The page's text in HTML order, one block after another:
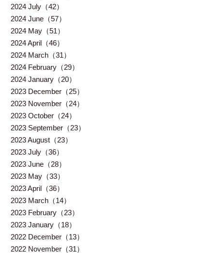
2024 July（42）
2024 June（57）
2024 May（51）
2024 April（46）
2024 March（31）
2024 February（29）
2024 January（20）
2023 December（25）
2023 November（24）
2023 October（24）
2023 September（23）
2023 August（23）
2023 July（36）
2023 June（28）
2023 May（33）
2023 April（36）
2023 March（14）
2023 February（23）
2023 January（18）
2022 December（13）
2022 November（31）